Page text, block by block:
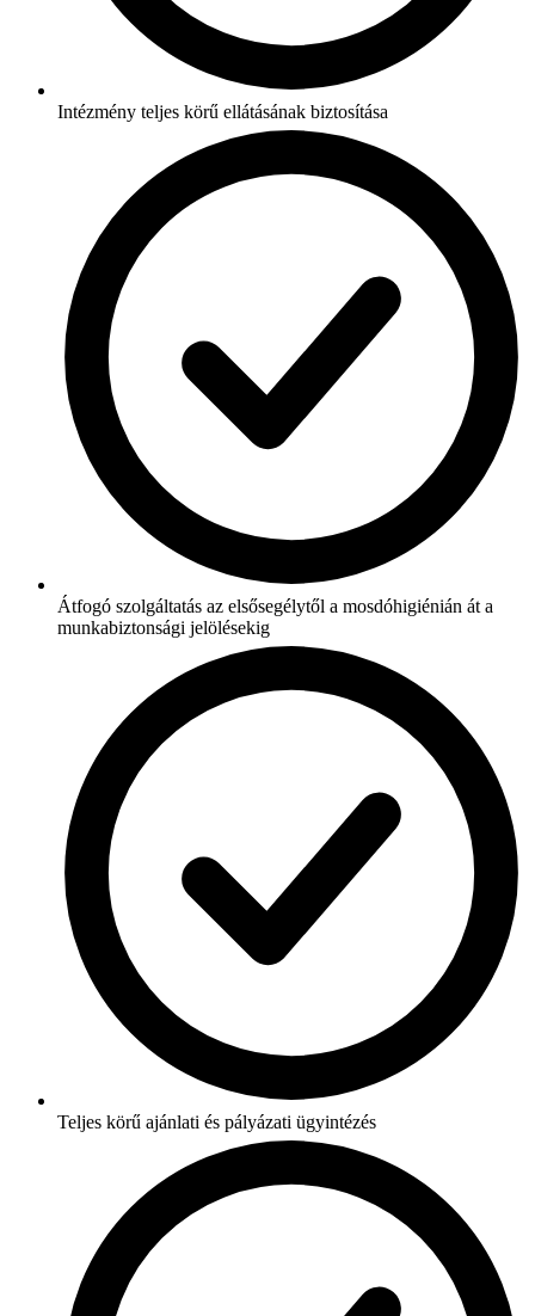
Intézmény teljes körű ellátásának biztosítása
Átfogó szolgáltatás az elsősegélytől a mosdóhigiénián át a
munkabiztonsági jelölésekig
Teljes körű ajánlati és pályázati ügyintézés